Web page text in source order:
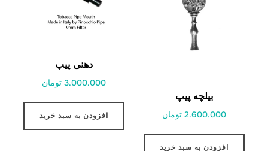
بیلچه پیپ
2.600.000 تومان
افزودن به سبد خرید
دهنی پیپ
3.000.000 تومان
افزودن به سبد خرید